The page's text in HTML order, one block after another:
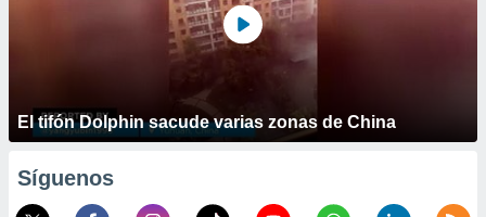
El tifón Dolphin sacude varias zonas de China
Síguenos